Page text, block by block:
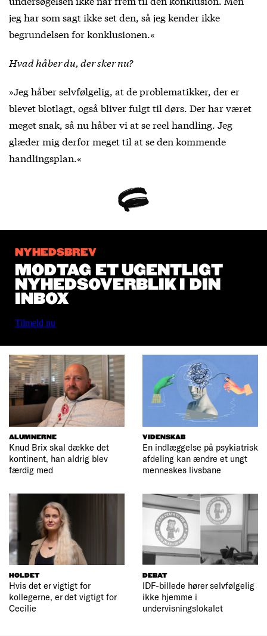
jeg har som sagt ikke set den, så jeg kender ikke
begrundelsen for konklusionen.«
Hvad håber du, der sker nu?
»Jeg håber selvfølgelig, at de problematikker, der er
blevet blotlagt, også bliver fulgt til dørs. Der har været
meget snak, så nu håber vi at se reel handling. Jeg
glæder mig derfor meget til at se den kommende
handlingsplan.«
NYHEDSBREV
MODTAG ET UGENTLIGT
NYHEDSOVERBLIK I DIN
INBOX
Tilmeld nu
ALUMNERNE
Knud Brix skal dække det
kontinent, han aldrig blev
færdig med
VIDENSKAB
En indlæggelse på psykiatrisk
afdeling kan ændre et ungt
menneskes livsbane
HOLDET
Hvis det er vigtigt for
kollegerne, er det vigtigt for
Cecilie
DEBAT
IDF-billede hører selvfølgelig
ikke hjemme i
undervisningslokalet